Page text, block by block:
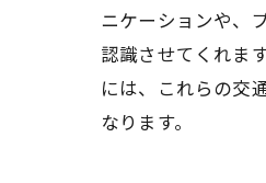
ニケーションや、
認識させてくれま
には、これらの交
なります。